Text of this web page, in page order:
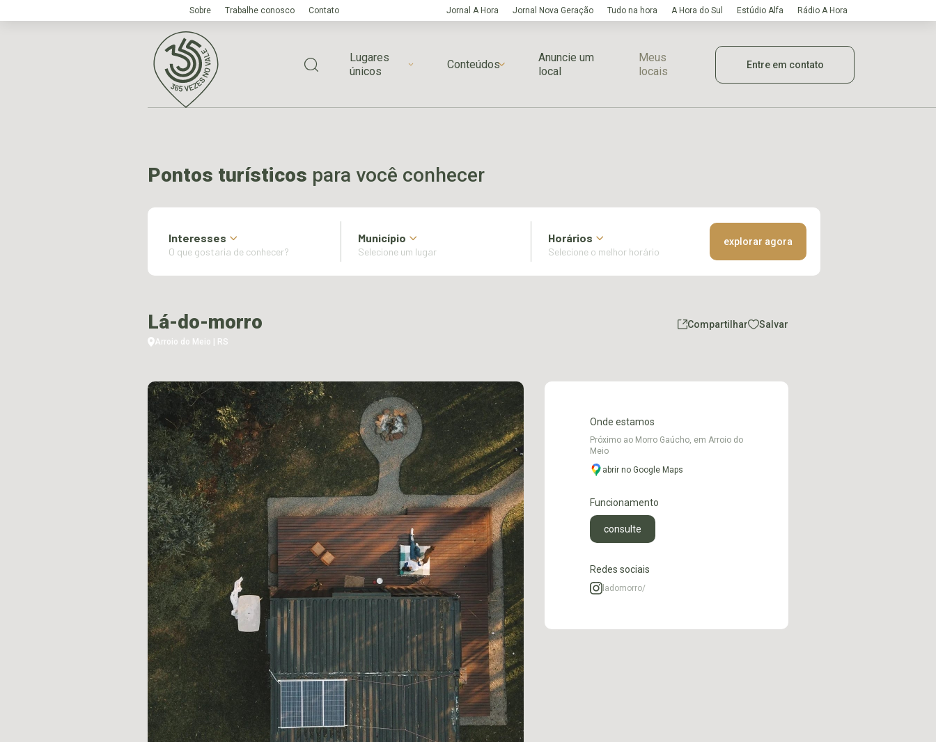
Sobre Trabalhe conosco Contato Jornal A Hora Jornal Nova Geração Tudo na hora A Hora do Sul Estúdio Alfa Rádio A Hora
Lugares
únicos
Conteúdos
Anuncie um
local
Meus
locais
Entre em contato
Pontos turísticos para você conhecer
Interesses Município Horários explorar agora
Lá-do-morro
Arroio do Meio | RS
Compartilhar Salvar
Onde estamos
Próximo ao Morro Gaúcho, em Arroio do
Meio
abrir no Google Maps
Funcionamento
consulte
Redes sociais
ladomorro/